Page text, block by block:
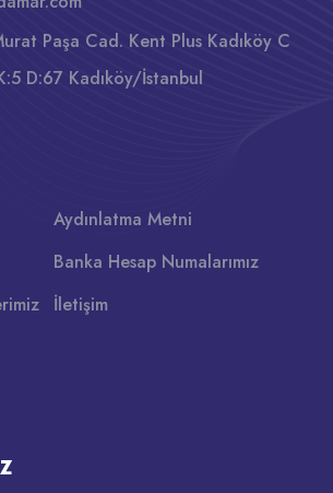
Paşa Cad. Kent Plus Kadıköy C
D:67 Kadıköy/İstanbul
Aydınlatma Metni
Banka Hesap Numalarımız
İletişim